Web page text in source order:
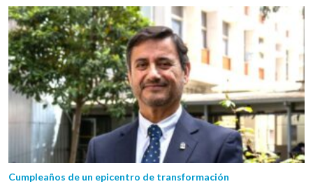
Cumpleaños de un epicentro de transformación